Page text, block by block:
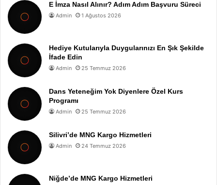
E İmza Nasıl Alınır? Adım Adım Başvuru Süreci
Admin 1 Ağustos 2026
Hediye Kutularıyla Duygularınızı En Şık Şekilde
İfade Edin
Admin 25 Temmuz 2026
Dans Yeteneğim Yok Diyenlere Özel Kurs
Programı
Admin 25 Temmuz 2026
Silivri’de MNG Kargo Hizmetleri
Admin 24 Temmuz 2026
Niğde’de MNG Kargo Hizmetleri